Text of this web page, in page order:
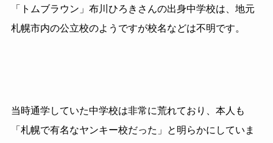
「トムブラウン」布川ひろきさんの出身中学校は、地元
札幌市内の公立校のようですが校名などは不明です。
当時通学していた中学校は非常に荒れており、本人も
「札幌で有名なヤンキー校だった」と明らかにしていま